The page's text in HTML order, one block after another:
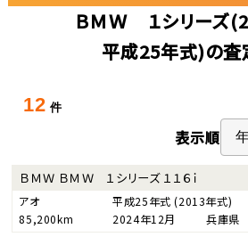
ＢＭＷ １シリーズ
平成25年式)の査
12 件
表示順
ＢＭＷ ＢＭＷ １シリーズ １１６ｉ
アオ 平成25年式(2013年式)
85,200km
2024年12月 兵庫県